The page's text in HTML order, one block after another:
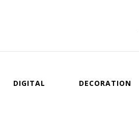
DIGITAL DECORATION